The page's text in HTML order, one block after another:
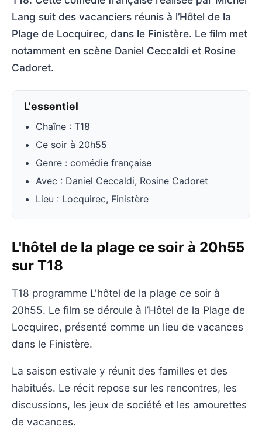
Lang suit des vacanciers réunis à l’Hôtel de la
Plage de Locquirec, dans le Finistère. Le film met
notamment en scène Daniel Ceccaldi et Rosine
Cadoret.
L'essentiel
Chaîne : T18
Ce soir à 20h55
Genre : comédie française
Avec : Daniel Ceccaldi, Rosine Cadoret
Lieu : Locquirec, Finistère
L'hôtel de la plage ce soir à 20h55
sur T18
T18 programme L'hôtel de la plage ce soir à
20h55. Le film se déroule à l’Hôtel de la Plage de
Locquirec, présenté comme un lieu de vacances
dans le Finistère.
La saison estivale y réunit des familles et des
habitués. Le récit repose sur les rencontres, les
discussions, les jeux de société et les amourettes
de vacances.